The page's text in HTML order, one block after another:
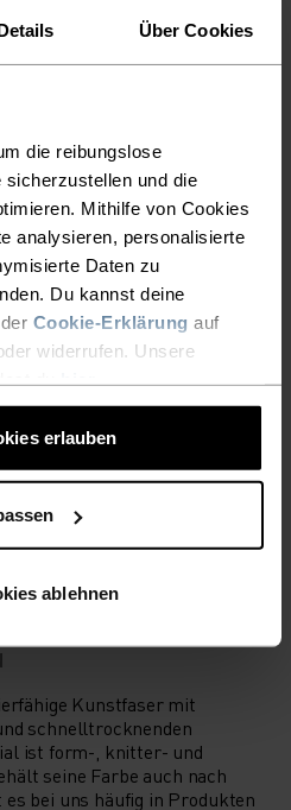
Über Cookies
die reibungslose
sicherzustellen und die
Mithilfe von Cookies
analysieren, personalisierte
Daten zu
Du kannst deine
Cookie-Erklärung auf
widerrufen. Unsere
erlauben
ablehnen
BEI DEM
jeden Schritt auf deiner
Kunstfaser mit
schnelltrocknenden
ist form-, knitter- und
seine Farbe auch nach
es bei uns häufig in Produkten